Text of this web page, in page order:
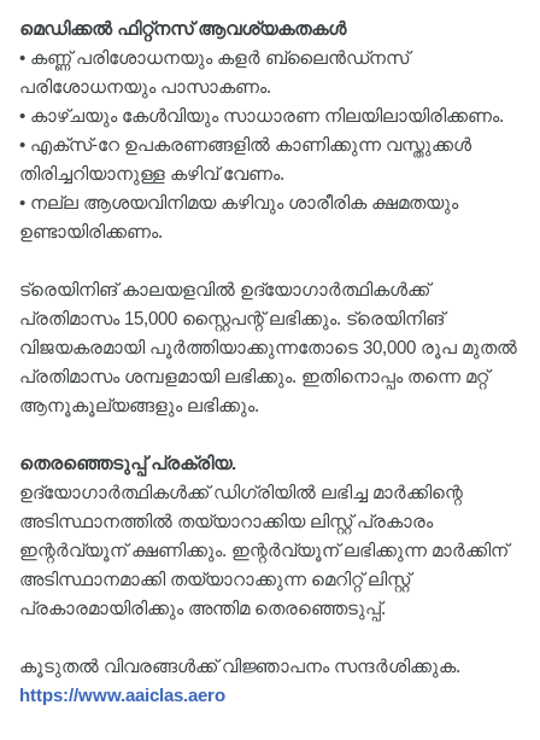
മെഡിക്കൽ ഫിറ്റ്നസ് ആവശ്യകതകൾ
• കണ്ണ് പരിശോധനയും കളർ ബ്ലൈൻഡ്നസ്
പരിശോധനയും പാസാകണം.
• കാഴ്ചയും കേൾവിയും സാധാരണ നിലയിലായിരിക്കണം.
• എക്‌സ്-റേ ഉപകരണങ്ങളിൽ കാണിക്കുന്ന വസ്തുക്കൾ
തിരിച്ചറിയാനുള്ള കഴിവ് വേണം.
• നല്ല ആശയവിനിമയ കഴിവും ശാരീരിക ക്ഷമതയും
ഉണ്ടായിരിക്കണം.
ട്രെയിനിങ് കാലയളവിൽ ഉദ്യോഗാർത്ഥികൾക്ക്
പ്രതിമാസം 15,000 സ്റ്റൈപന്റ് ലഭിക്കും. ട്രെയിനിങ്
വിജയകരമായി പൂർത്തിയാക്കുന്നതോടെ 30,000 രൂപ മുതൽ
പ്രതിമാസം ശമ്പളമായി ലഭിക്കും. ഇതിനൊപ്പം തന്നെ മറ്റ്
ആനൂകൂല്യങ്ങളും ലഭിക്കും.
തെരഞ്ഞെടുപ്പ് പ്രക്രിയ.
ഉദ്യോഗാർത്ഥികൾക്ക് ഡിഗ്രിയിൽ ലഭിച്ച മാർക്കിന്റെ
അടിസ്ഥാനത്തിൽ തയ്യാറാക്കിയ ലിസ്റ്റ് പ്രകാരം
ഇന്റർവ്യൂന് ക്ഷണിക്കും. ഇന്റർവ്യൂന് ലഭിക്കുന്ന മാർക്കിന്
അടിസ്ഥാനമാക്കി തയ്യാറാക്കുന്ന മെറിറ്റ് ലിസ്റ്റ്
പ്രകാരമായിരിക്കും അന്തിമ തെരഞ്ഞെടുപ്പ്.
കൂടുതൽ വിവരങ്ങൾക്ക് വിജ്ഞാപനം സന്ദർശിക്കുക.
https://www.aaiclas.aero